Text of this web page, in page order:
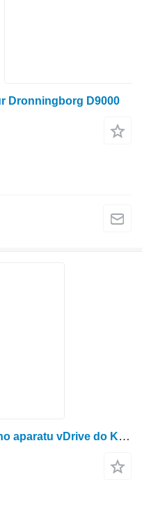
Dronningborg D9000
Elektropryvid 730050 vysivnoho aparatu vDrive do Kinze Kinze Elektropryvid 730050 für Kinze Elektropryvid